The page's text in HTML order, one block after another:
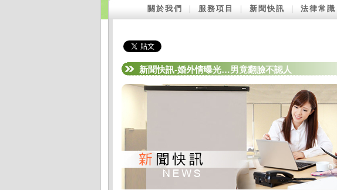
關於我們 服務項目 新聞快訊 法律常識
新聞快訊-婚外情曝光…男竟翻臉不認人